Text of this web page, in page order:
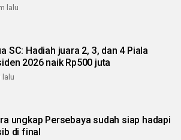
lalu
SC: Hadiah juara 2, 3, dan 4 Piala
2026 naik Rp500 juta
lalu
ungkap Persebaya sudah siap hadapi
di final